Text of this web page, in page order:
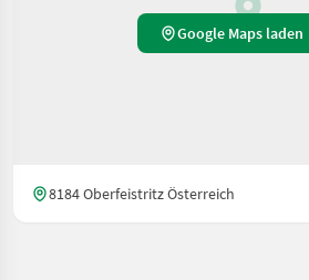
Google Maps laden
8184 Oberfeistritz Österreich